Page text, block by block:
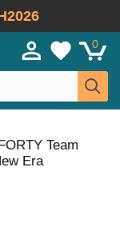
0
Team
Era